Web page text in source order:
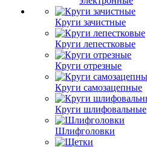
Круги зачистные
Круги лепестковые
Круги отрезные
Круги самозацепные
Круги шлифовальные
Шлифголовки